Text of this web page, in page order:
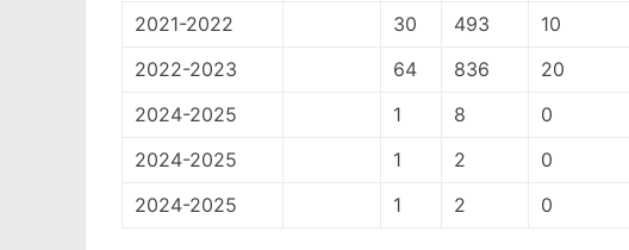
2021-2022
30 493 10
2022-2023
64 836 20
2024-2025
1 8 0
2024-2025
1 2 0
2024-2025
1 2 0